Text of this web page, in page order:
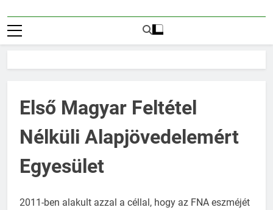
Első Magyar Feltétel
Nélküli Alapjövedelemért
Egyesület
2011-ben alakult azzal a céllal, hogy az FNA eszméjét